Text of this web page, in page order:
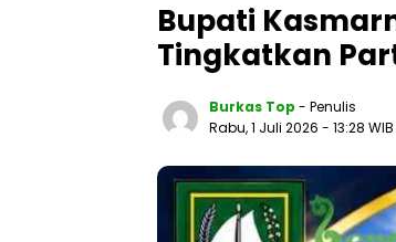
Bupati
Tingkatkan
Burkas Top - Penulis
Rabu, 1 Juli 2026 - 13:28 WIB